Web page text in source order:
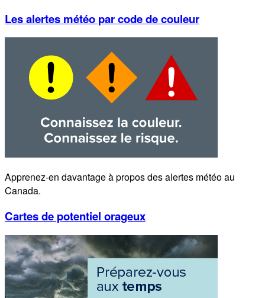
Les alertes météo par code de couleur
Apprenez-en davantage à propos des alertes météo au
Canada.
Cartes de potentiel orageux